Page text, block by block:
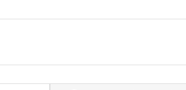
ください。
水でも、体質やアレルギ